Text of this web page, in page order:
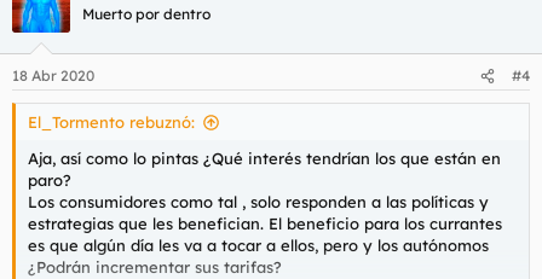
Muerto por dentro
18 Abr 2020 #4
El_Tormento rebuznó:
Aja, así como lo pintas ¿Qué interés tendrían los que están en
paro?
Los consumidores como tal , solo responden a las políticas y
estrategias que les benefician. El beneficio para los currantes
es que algún día les va a tocar a ellos, pero y los autónomos
¿Podrán incrementar sus tarifas?